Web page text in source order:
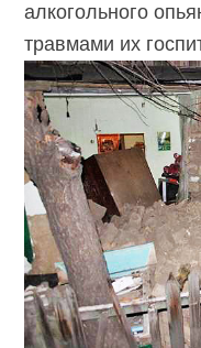
алкогольного
травмами их